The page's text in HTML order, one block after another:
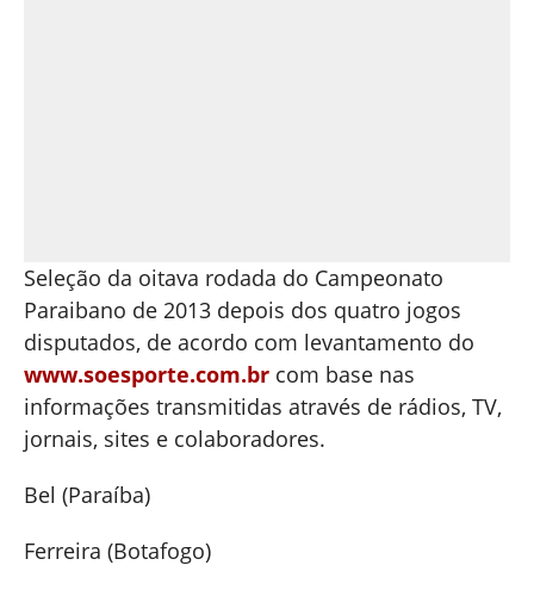
Seleção da oitava rodada do Campeonato
Paraibano de 2013 depois dos quatro jogos
disputados, de acordo com levantamento do
www.soesporte.com.brcom base nas
informações transmitidas através de rádios, TV,
jornais, sites e colaboradores.
Bel (Paraíba)
Ferreira (Botafogo)